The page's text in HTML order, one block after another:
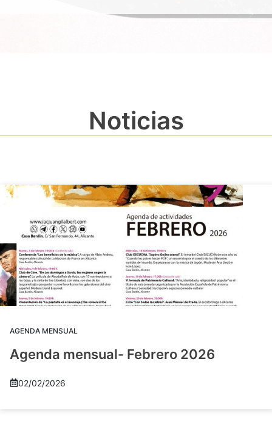
Noticias
AGENDA MENSUAL
Agenda mensual- Febrero 2026
02/02/2026